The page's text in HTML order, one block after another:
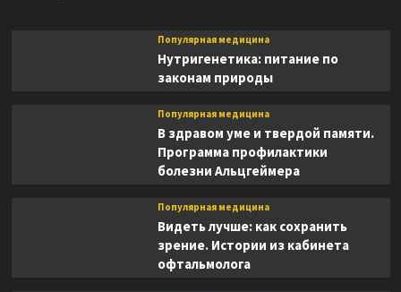
Популярная медицина
Нутригенетика: питание по
законам природы
Популярная медицина
В здравом уме и твердой памяти.
Программа профилактики
болезни Альцгеймера
Популярная медицина
Видеть лучше: как сохранить
зрение. Истории из кабинета
офтальмолога